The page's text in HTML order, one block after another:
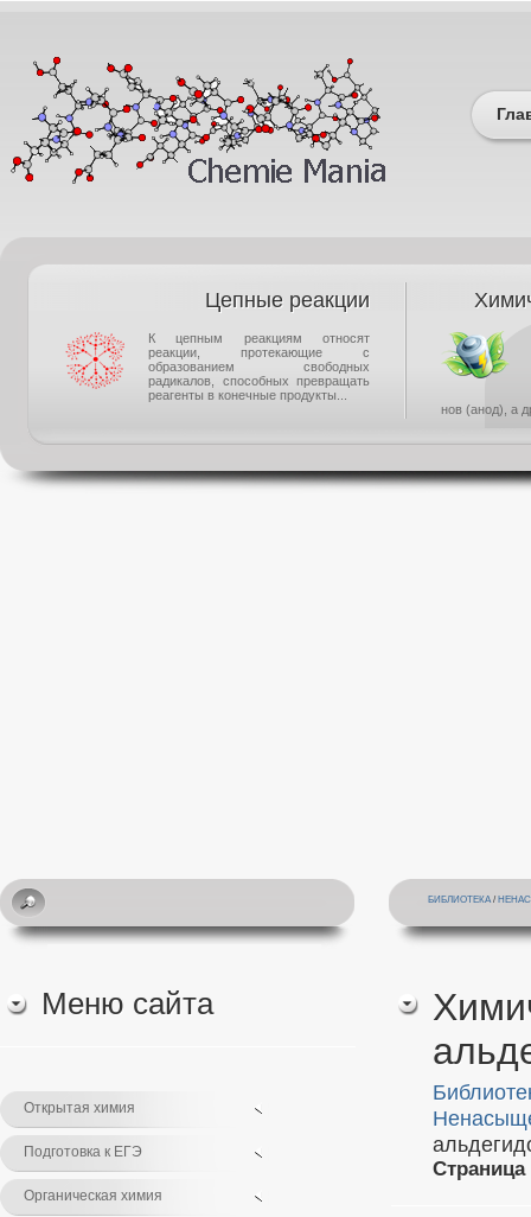
Цепные реакции
К цепным реакциям относят
реакции, протекающие с
образованием свободных
радикалов, способных превращать
реагенты в конечные продукты...
нов (анод), а
БИБЛИОТЕКА/
Меню сайта
Открытая химия
Подготовка к ЕГЭ
Органическая химия
Страница